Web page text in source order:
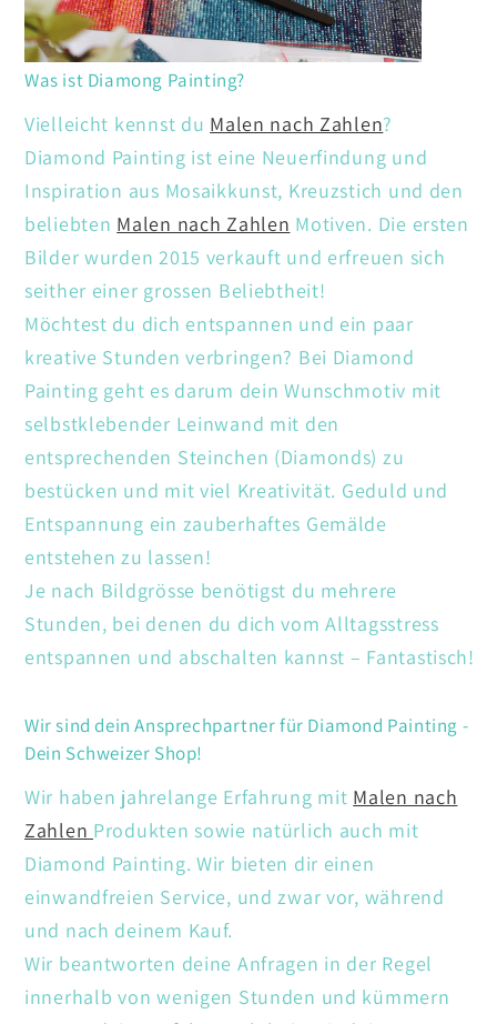
Was ist Diamong Painting?
Vielleicht kennst du Malen nach Zahlen?
Diamond Painting ist eine Neuerfindung und
Inspiration aus Mosaikkunst, Kreuzstich und den
beliebten Malen nach Zahlen Motiven. Die ersten
Bilder wurden 2015 verkauft und erfreuen sich
seither einer grossen Beliebtheit!
Möchtest du dich entspannen und ein paar
kreative Stunden verbringen? Bei Diamond
Painting geht es darum dein Wunschmotiv mit
selbstklebender Leinwand mit den
entsprechenden Steinchen (Diamonds) zu
bestücken und mit viel Kreativität. Geduld und
Entspannung ein zauberhaftes Gemälde
entstehen zu lassen!
Je nach Bildgrösse benötigst du mehrere
Stunden, bei denen du dich vom Alltagsstress
entspannen und abschalten kannst – Fantastisch!
Wir sind dein Ansprechpartner für Diamond Painting -
Dein Schweizer Shop!
Wir haben jahrelange Erfahrung mit Malen nach
Zahlen Produkten sowie natürlich auch mit
Diamond Painting. Wir bieten dir einen
einwandfreien Service, und zwar vor, während
und nach deinem Kauf.
Wir beantworten deine Anfragen in der Regel
innerhalb von wenigen Stunden und kümmern